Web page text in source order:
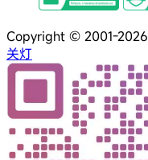
Copyright © 2001-2026
关灯